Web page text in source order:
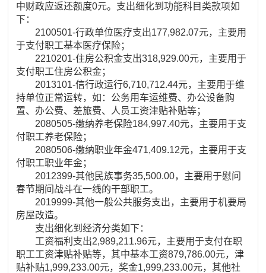
中财政应返还额度0元。支出细化到功能科目类款项如
下：
2100501-行政单位医疗支出177,982.07元，主要用
于支付职工基本医疗保险；
2210201-住房公积金支出318,929.00元，主要用于
支付职工住房公积金；
2013101-信行政运行6,710,712.44元，主要用于维
持单位正常运转，如：公务用车运维费、办公设备购
置、办公费、差旅费、人员工资津贴补贴等；
2080505-缴纳养老保险184,997.40元，主要用于支
付职工养老保险；
2080506-缴纳职业年金471,409.12元，主要用于支
付职工职业年金；
2012399-其他民族事务35,500.00，主要用于慰问
春节期间战斗在一线的干部职工。
2019999-其他一般公共服务支出，主要用于机要局
房屋改造。
支出细化到经济分类如下：
工资福利支出2,989,211.96元，主要用于支付在职
职工工资津贴补贴等，其中基本工资879,786.00元，津
贴补贴1,999,233.00元，奖金1,999,233.00元，其他社